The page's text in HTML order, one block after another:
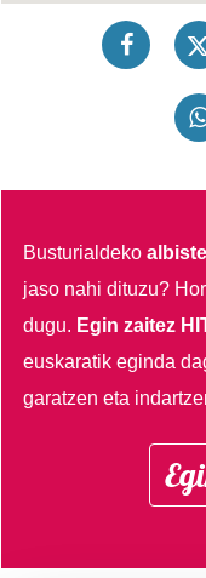
Busturialdeko
jaso nahi dituzu?
dugu. Egin zaitez
euskaratik eginda
garatzen eta